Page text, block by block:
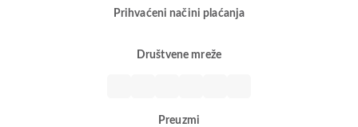
Prihvaćeni načini plaćanja
Društvene mreže
Preuzmi